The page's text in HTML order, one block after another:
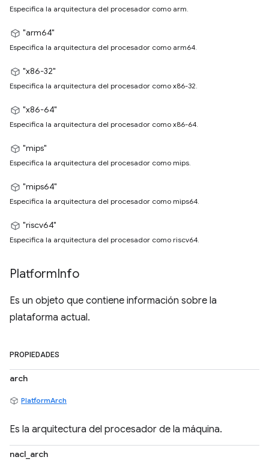
Especifica la arquitectura del procesador como arm.
"arm64"
Especifica la arquitectura del procesador como arm64.
"x86-32"
Especifica la arquitectura del procesador como x86-32.
"x86-64"
Especifica la arquitectura del procesador como x86-64.
"mips"
Especifica la arquitectura del procesador como mips.
"mips64"
Especifica la arquitectura del procesador como mips64.
"riscv64"
Especifica la arquitectura del procesador como riscv64.
PlatformInfo
Es un objeto que contiene información sobre la
plataforma actual.
PROPIEDADES
arch
PlatformArch
Es la arquitectura del procesador de la máquina.
nacl_arch